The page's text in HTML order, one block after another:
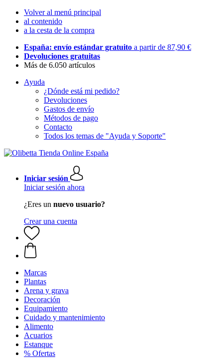
Volver al menú principal
al contenido
a la cesta de la compra
España: envío estándar gratuito a partir de 87,90 €
Devoluciones gratuitas
Más de 6.050 artículos
Ayuda
¿Dónde está mi pedido?
Devoluciones
Gastos de envío
Métodos de pago
Contacto
Todos los temas de "Ayuda y Soporte"
Iniciar sesión
Iniciar sesión ahora
¿Eres un nuevo usuario?
Crear una cuenta
Marcas
Plantas
Arena y grava
Decoración
Equipamiento
Cuidado y mantenimiento
Alimento
Acuarios
Estanque
% Ofertas